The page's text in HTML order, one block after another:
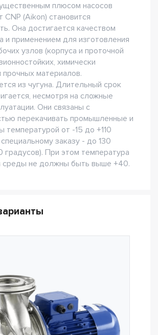
плюсом насосов
CNP (Aikon) становится
Она достигается качеством
и применением для изготовления
узлов (корпуса и проточной
химически
прочных материалов.
из чугуна. Длительный срок
несмотря на сложные
Они связаны с
перекачивать промышленные и
температурой от -15 до +110
заказу - до 130
градусов). При этом температура
не должны быть выше +40.